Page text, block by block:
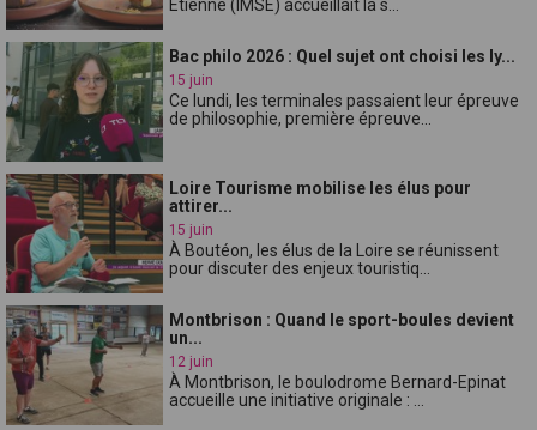
Étienne (IMSÉ) accueillait la s...
Bac philo 2026 : Quel sujet ont choisi les ly...
15 juin
Ce lundi, les terminales passaient leur épreuve
de philosophie, première épreuve...
Loire Tourisme mobilise les élus pour
attirer...
15 juin
À Boutéon, les élus de la Loire se réunissent
pour discuter des enjeux touristiq...
Montbrison : Quand le sport-boules devient
un...
12 juin
À Montbrison, le boulodrome Bernard-Epinat
accueille une initiative originale : ...